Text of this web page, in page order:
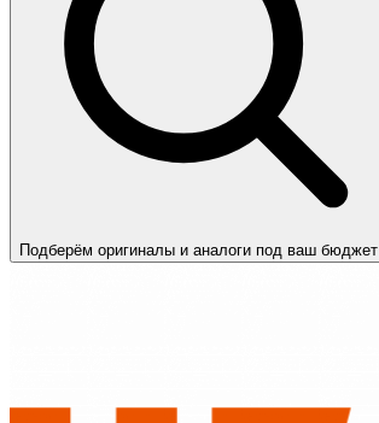
Подберём оригиналы и аналоги под ваш бюджет